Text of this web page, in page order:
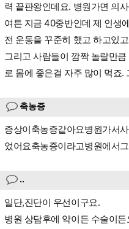
력 끝판왕인데요. 병원가면 의
여튼 지금 40중반인데 제 인생
전 운동을 꾸준히 했고 하고있
그리고 사람들이 깜짝 놀랄만
로 몸에 좋은걸 자주 많이 먹죠
축농증
증상이축농증같아요병원가서
었어요축농증이라고병원에서
..
일단,진단이 우선이구요.
병원 상담후에 약이든 수술이든